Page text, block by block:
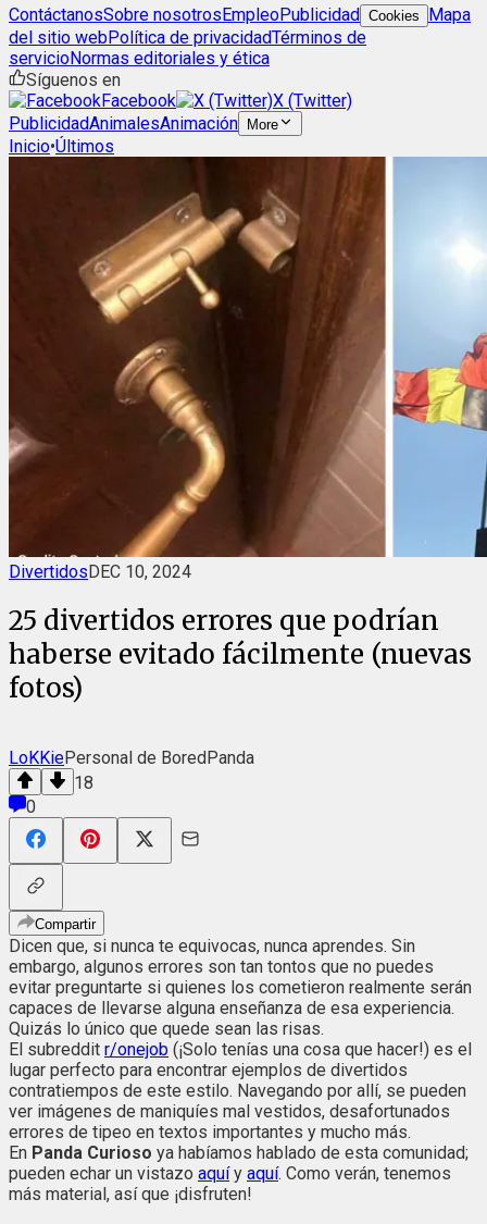
ContáctanosSobre nosotrosEmpleoPublicidad Cookies
Mapa
del sitio webPolítica de privacidadTérminos de
servicioNormas editoriales y ética
Síguenos en
Facebook
X (Twitter)
PublicidadAnimalesAnimación More
Inicio•Últimos
DivertidosDEC 10, 2024
25 divertidos errores que podrían
haberse evitado fácilmente (nuevas
fotos)
LoKKiePersonal de BoredPanda
18
0
Compartir
Dicen que, si nunca te equivocas, nunca aprendes. Sin
embargo, algunos errores son tan tontos que no puedes
evitar preguntarte si quienes los cometieron realmente serán
capaces de llevarse alguna enseñanza de esa experiencia.
Quizás lo único que quede sean las risas.
El subreddit r/onejob (¡Solo tenías una cosa que hacer!) es el
lugar perfecto para encontrar ejemplos de divertidos
contratiempos de este estilo. Navegando por allí, se pueden
ver imágenes de maniquíes mal vestidos, desafortunados
errores de tipeo en textos importantes y mucho más.
En Panda Curioso ya habíamos hablado de esta comunidad;
pueden echar un vistazo aquíy aquí. Como verán, tenemos
más material, así que ¡disfruten!